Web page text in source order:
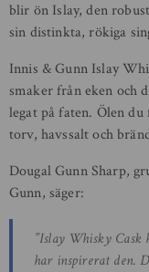
blir ön Islay, den
sin distinkta, rökiga
Innis & Gunn Islay
smaker från eken och
legat på faten. Ölen
torv, havssalt och
Dougal Gunn Sharp,
Gunn, säger:
”Islay Whisky
har inspirerat den.